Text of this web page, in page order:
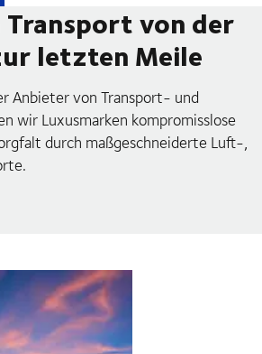
Transport von der
letzten Meile
Anbieter von Transport- und
wir Luxusmarken kompromisslose
durch maßgeschneiderte Luft-,